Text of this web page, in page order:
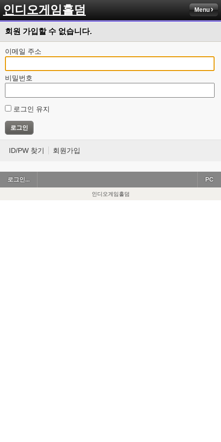
인디오게임홀덤 Menu
회원 가입할 수 없습니다.
이메일 주소
비밀번호
로그인 유지
ID/PW 찾기 회원가입
로그인... PC
인디오게임홀덤